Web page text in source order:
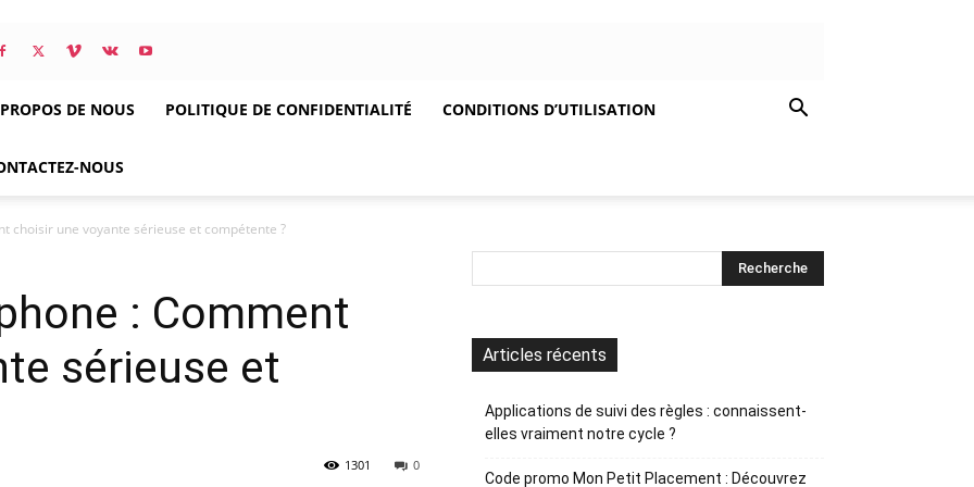
DE NOUS POLITIQUE DE CONFIDENTIALITÉ CONDITIONS D’UTILISATION
NOUS
choisir une voyante sérieuse et compétente ?
: Comment
sérieuse et
0
1301
Articles récents
Applications de suivi des règles : connaissent-
elles vraiment notre cycle ?
Code promo Mon Petit Placement : Découvrez